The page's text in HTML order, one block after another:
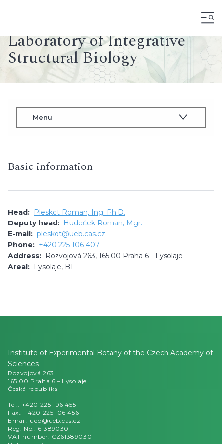
Basic information
Head: Pleskot Roman, Ing. Ph.D.
Deputy head: Hudeček Roman, Mgr.
E-mail: pleskot@ueb.cas.cz
Phone: +420 225 106 407
Address: Rozvojová 263, 165 00 Praha 6 - Lysolaje
Areal: Lysolaje, B1
Institute of Experimental Botany of the Czech Academy of
Sciences
Rozvojová 263
165 00 Praha 6 – Lysolaje
Česká republika
Tel.: +420 225 106 455
Fax.: +420 225 106 456
Email: ueb@ueb.cas.cz
Reg. No.: 61389030
VAT number: CZ61389030